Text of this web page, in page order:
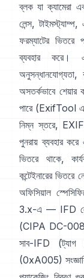
ব্লক যা ক্যামেরা
লেন্স,
ফরম্যাটের ভিতরে
ব্যবহার করে।
অনুসন্ধানযোগ্যতা,
অসতর্কভাবে
পারে (ExifTool
নিম্ন স্তরে,
পুনরায় ব্যবহার
ভিতরে থাকে,
কন্টেইনারের ভিতরে
অফিসিয়াল
3.x-এ — IFD
(CIPA DC-008
সাব-IFD (ট্যাগ
(0xA005)